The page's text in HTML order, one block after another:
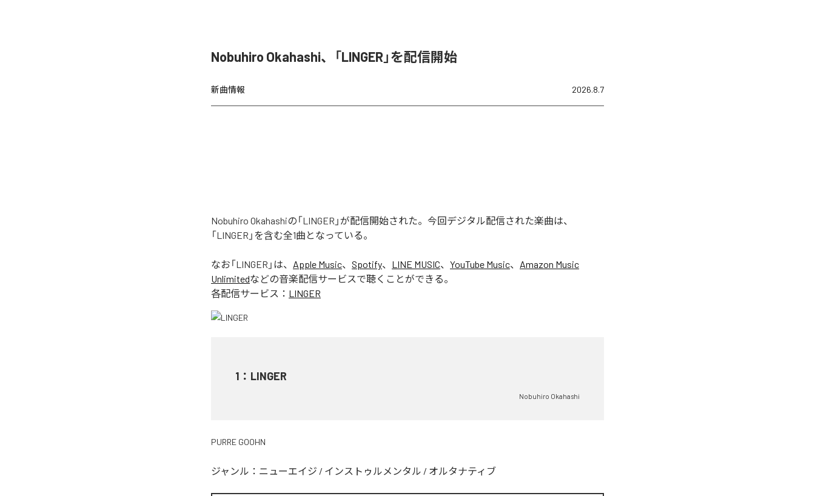
Nobuhiro Okahashi、「LINGER」を配信開始
新曲情報 2026.8.7
Nobuhiro Okahashiの「LINGER」が配信開始された。今回デジタル配信された楽曲は、
「LINGER」を含む全1曲となっている。
なお「LINGER 」は、 Apple Music、 Spotify、 LINE MUSIC、 YouTube Music、 Amazon Music
Unlimitedなどの音楽配信サービスで聴くことができる。
各配信サービス： LINGER
1 ： LINGER
Nobuhiro Okahashi
PURRE GOOHN
ジャンル： ニューエイジ / インストゥルメンタル / オルタナティブ